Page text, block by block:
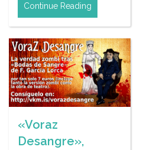
Continue Reading
«Voraz
Desangre»,